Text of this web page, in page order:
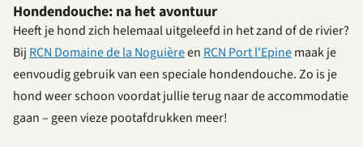
Hondendouche: na het avontuur
Heeft je hond zich helemaal uitgeleefd in het zand of de rivier?
Bij RCN Domaine de la Noguièreen RCN Port l'Epinemaak je
eenvoudig gebruik van een speciale hondendouche. Zo is je
hond weer schoon voordat jullie terug naar de accommodatie
gaan – geen vieze pootafdrukken meer!